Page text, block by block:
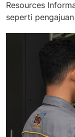
Resources
seperti